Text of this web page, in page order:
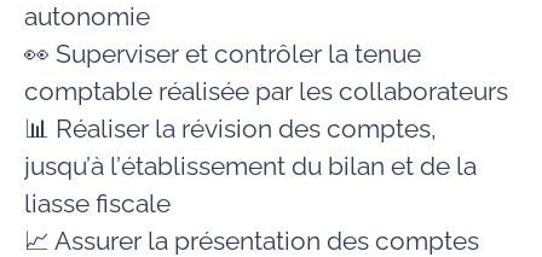
autonomie
👀 Superviser et contrôler la tenue
comptable réalisée par les collaborateurs
📊 Réaliser la révision des comptes,
jusqu’à l’établissement du bilan et de la
liasse fiscale
📈 Assurer la présentation des comptes